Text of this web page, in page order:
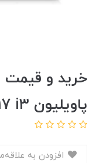
خرید و قیمت
پاویلیون HP Pavilion 17 i3